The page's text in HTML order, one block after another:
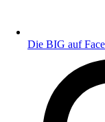
Die BIG auf